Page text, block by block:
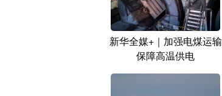
新华全媒+｜加强电煤运输
保障高温供电